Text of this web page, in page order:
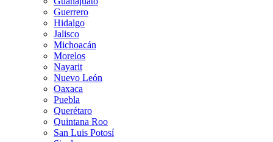
Guerrero
Hidalgo
Jalisco
Michoacán
Morelos
Nayarit
Nuevo León
Oaxaca
Puebla
Querétaro
Quintana Roo
San Luis Potosí